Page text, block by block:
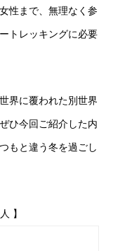
性まで、無理なく参
トレッキングに必要
界に覆われた別世界
ひ今回ご紹介した内
もと違う冬を過ごし
】